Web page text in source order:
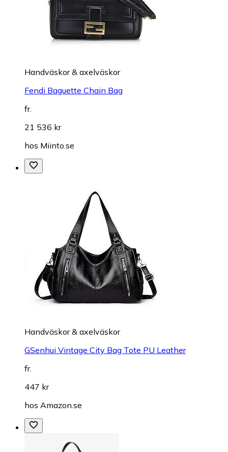
Handväskor & axelväskor
Fendi Baguette Chain Bag
fr.
21 536 kr
hos Miinto.se
Handväskor & axelväskor
GSenhui Vintage City Bag Tote PU Leather
fr.
447 kr
hos Amazon.se